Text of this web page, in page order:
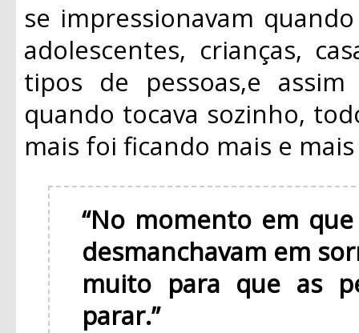
se impressionavam
adolescentes, crianças,
tipos de pessoas,e
quando tocava sozinho,
mais foi ficando mais e
“No momento em
desmanchavam em
muito para que as
parar.”